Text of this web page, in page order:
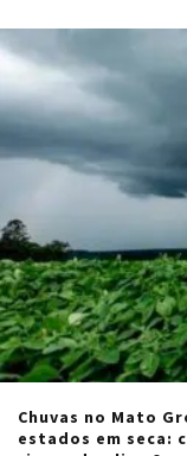
Chuvas no Mato
estados em seca: